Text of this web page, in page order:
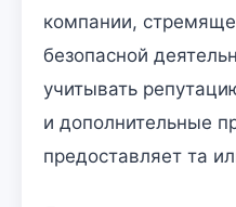
компании,
безопасной
учитывать
и дополнительные
предоставляет та